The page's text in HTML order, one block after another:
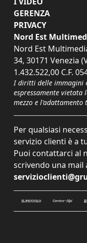
GERENZA
PRIVACY
Nord Est
Nord Est
34, 30171 Venezia
1.432.522,00 C.F.
I diritti delle immagini
espressamente
mezzo e l'adattamento
Per qualsiasi
servizio clienti è a
Puoi contattarci al
scrivendo una mail